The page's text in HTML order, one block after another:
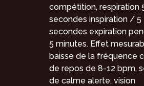
compétition, respiration
secondes inspiration / 5
secondes expiration
5 minutes. Effet
baisse de la fréquence
de repos de 8-12 bpm,
de calme alerte, vision